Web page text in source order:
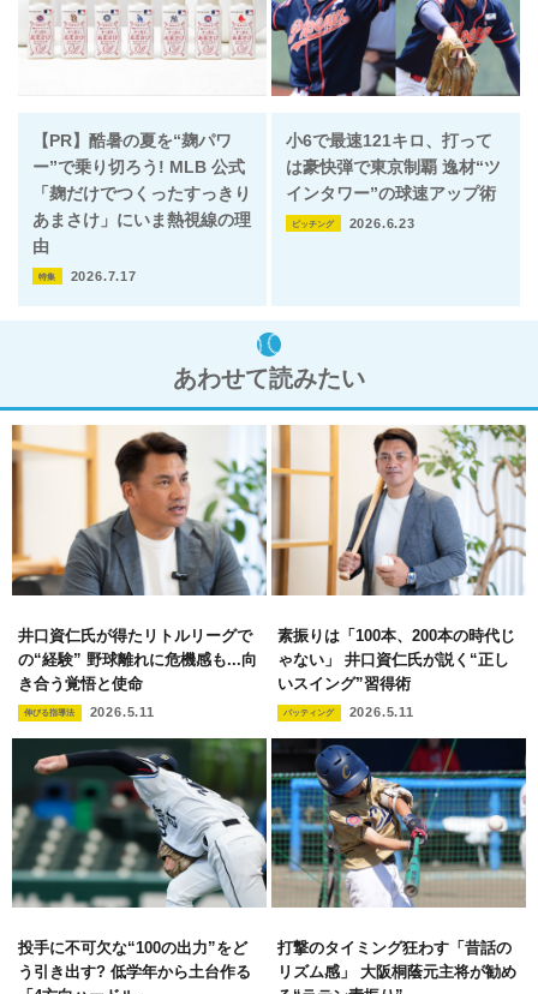
【PR】酷暑の夏を“麹パワ
ー”で乗り切ろう! MLB 公式
「麹だけでつくったすっきり
あまさけ」にいま熱視線の理
由
特集 2026.7.17
小6で最速121キロ、打って
は豪快弾で東京制覇 逸材“ツ
インタワー”の球速アップ術
ピッチング 2026.6.23
あわせて読みたい
井口資仁氏が得たリトルリーグで
の“経験” 野球離れに危機感も...向
き合う覚悟と使命
伸びる指導法 2026.5.11
素振りは「100本、200本の時代じ
ゃない」 井口資仁氏が説く“正し
いスイング”習得術
バッティング 2026.5.11
投手に不可欠な“100の出力”をど
う引き出す? 低学年から土台作る
打撃のタイミング狂わす「昔話の
リズム感」 大阪桐蔭元主将が勧め